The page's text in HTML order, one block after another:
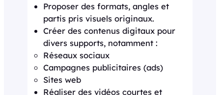
Proposer des formats, angles et
partis pris visuels originaux.
Créer des contenus digitaux pour
divers supports, notamment :
Réseaux sociaux
Campagnes publicitaires (ads)
Sites web
Réaliser des vidéos courtes et